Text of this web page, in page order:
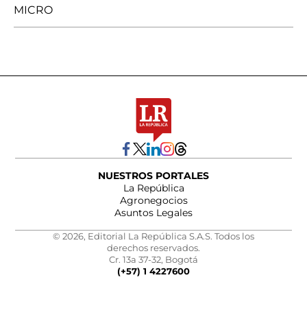
MICRO
NUESTROS PORTALES
La República
Agronegocios
Asuntos Legales
© 2026, Editorial La República S.A.S. Todos los
derechos reservados.
Cr. 13a 37-32, Bogotá
(+57) 1 4227600